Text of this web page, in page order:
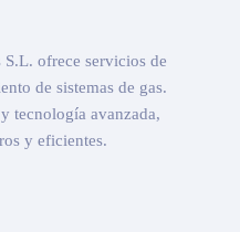
S.L. ofrece servicios de
de sistemas de gas.
tecnología avanzada,
y eficientes.